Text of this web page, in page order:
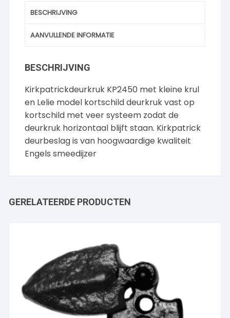
BESCHRIJVING
AANVULLENDE INFORMATIE
BESCHRIJVING
Kirkpatrickdeurkruk KP2450 met kleine krul
en Lelie model kortschild deurkruk vast op
kortschild met veer systeem zodat de
deurkruk horizontaal blijft staan. Kirkpatrick
deurbeslag is van hoogwaardige kwaliteit
Engels smeedijzer
GERELATEERDE PRODUCTEN